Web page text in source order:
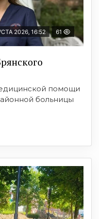
2026, 16:52 61
помощи
больницы